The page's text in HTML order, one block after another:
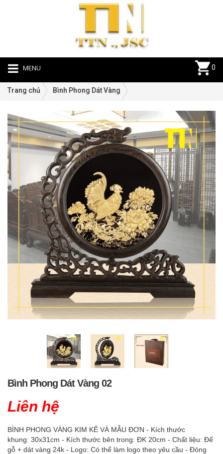
MENU 0
Trang chủ Bình Phong Dát Vàng
Bình Phong Dát Vàng 02
Liên hệ
BÌNH PHONG VÀNG KIM KÊ VÀ MẪU ĐƠN - Kích thước
khung: 30x31cm - Kích thước bên trong: ĐK 20cm - Chất liệu: Đế
gỗ + dát vàng 24k - Logo: Có thể làm logo theo yêu cầu - Đóng